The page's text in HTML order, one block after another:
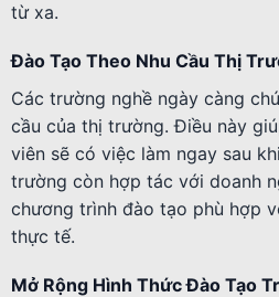
từ xa.
Đào Tạo Theo Nhu Cầu Thị
Các trường nghề ngày càng
cầu của thị trường. Điều này
viên sẽ có việc làm ngay sau
trường còn hợp tác với doanh
chương trình đào tạo phù hợp
thực tế.
Mở Rộng Hình Thức Đào Tạo